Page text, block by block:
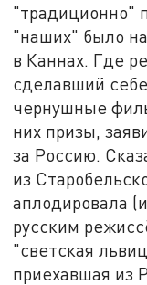
"традиционно"
"наших" было
в Каннах. Где
сделавший
чернушные
них призы,
за Россию.
из
аплодировала
русским
"светская
приехавшая из